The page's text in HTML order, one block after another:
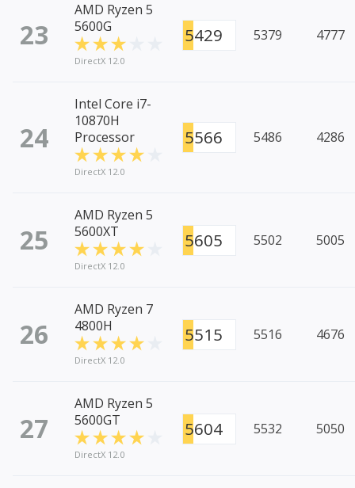
23
AMD Ryzen 5
5600G
DirectX 12.0
5429 5379 4777
24
Intel Core i7-
10870H
Processor
DirectX 12.0
5566 5486 4286
25
AMD Ryzen 5
5600XT
DirectX 12.0
5605 5502 5005
26
AMD Ryzen 7
4800H
DirectX 12.0
5515 5516 4676
27
AMD Ryzen 5
5600GT
DirectX 12.0
5604 5532 5050